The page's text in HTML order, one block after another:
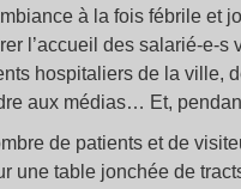
à la fois fébrile et
l’accueil des salarié-e-s
hospitaliers de la ville,
aux médias… Et,
de patients et de
une table jonchée de